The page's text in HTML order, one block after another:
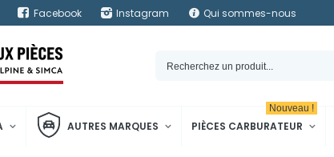
Facebook Instagram Qui sommes-nous
AUTRES MARQUES PIÈCES CARBURATEUR
Nouveau !